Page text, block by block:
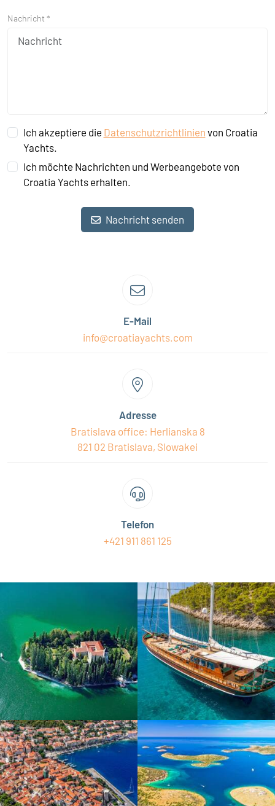
Nachricht *
Ich akzeptiere die Datenschutzrichtlinien von Croatia
Yachts.
Ich möchte Nachrichten und Werbeangebote von
Croatia Yachts erhalten.
Nachricht senden
E-Mail
info@croatiayachts.com
Adresse
Bratislava office: Herlianska 8
821 02 Bratislava, Slowakei
Telefon
+421 911 861 125